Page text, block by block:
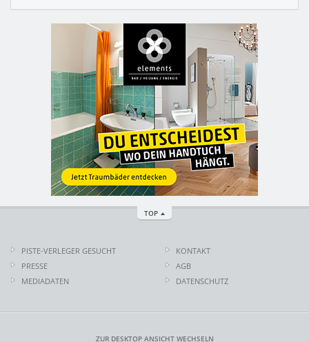
TOP
PISTE-VERLEGER GESUCHT
PRESSE
MEDIADATEN
KONTAKT
AGB
DATENSCHUTZ
ZUR DESKTOP ANSICHT WECHSELN